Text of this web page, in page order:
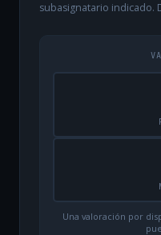
subasignatario indicado.
Una valoración por